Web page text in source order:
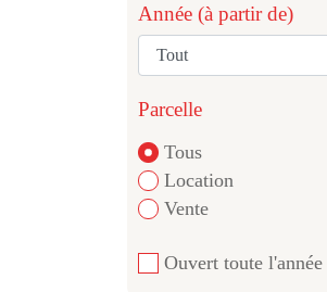
Année (à partir de)
Parcelle
Tous
Location
Vente
Ouvert toute l'année